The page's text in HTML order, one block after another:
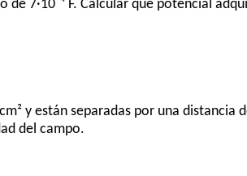
7·10⁻⁴ F. Calcular que potencial
y están separadas por una distancia
del campo.